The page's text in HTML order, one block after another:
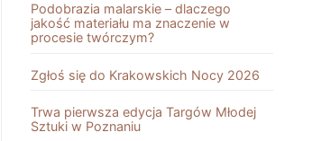
Podobrazia malarskie – dlaczego
jakość materiału ma znaczenie w
procesie twórczym?
Zgłoś się do Krakowskich Nocy 2026
Trwa pierwsza edycja Targów Młodej
Sztuki w Poznaniu